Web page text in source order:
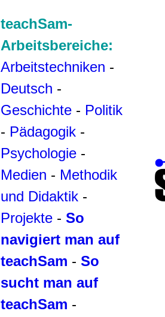
teachSam-
Arbeitsbereiche:
Arbeitstechniken -
Deutsch -
Geschichte - Politik
- Pädagogik -
Psychologie -
Medien - Methodik
und Didaktik -
Projekte - So
navigiert man auf
teachSam - So
sucht man auf
teachSam -